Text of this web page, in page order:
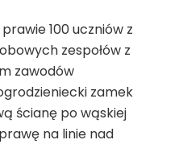
100 uczniów z
zespołów z
zawodów
zamek
ścianę po wąskiej
na linie nad